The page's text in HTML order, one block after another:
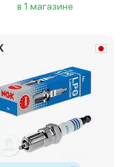
в 1 магазине